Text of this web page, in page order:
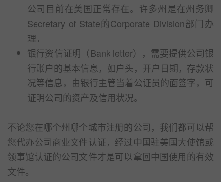
公司目前在美国正常存在。许多州是在州务卿
Secretary of State的Corporate Division部门办
理。
银行资信证明（Bank letter），需要提供公司银
行账户的基本信息，如户头，开户日期，存款状
况等信息，由银行主管当着公证员的面签字，可
证明公司的资产及信用状况。
不论您在哪个州哪个城市注册的公司，我们都可以帮
您代办公司商业文件认证，经过中国驻美国大使馆或
领事馆认证的公司文件才是可以拿回中国使用的有效
文件。